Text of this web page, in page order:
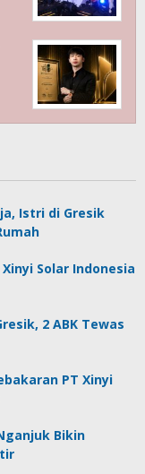
Istri di Gresik
Solar Indonesia
2 ABK Tewas
PT Xinyi
Bikin